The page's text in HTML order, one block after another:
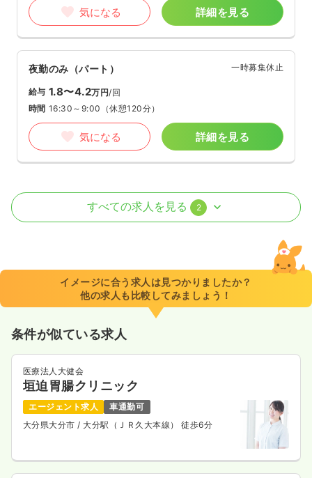
気になる 詳細を見る
夜勤のみ（パート） 一時募集休止
給与 1.8〜4.2万円/回
時間 16:30～9:00 （休憩120分）
気になる 詳細を見る
オペ室(手術室) 正・准看護師 一般病院
※一例
8:30～17:30（休憩60分）
土日祝休み
年間休日125日
オンコールあり
外来正・准看護師 一般病院
一時募集休止
25.3〜30.6
すべての求人を見る 2
イメージに合う求人は見つかりましたか？
他の求人も比較してみましょう！
条件が似ている求人
医療法人大健会
垣迫胃腸クリニック
エージェント求人
車通勤可
大分県大分市/ 大分駅（ＪＲ久大本線） 徒歩6分